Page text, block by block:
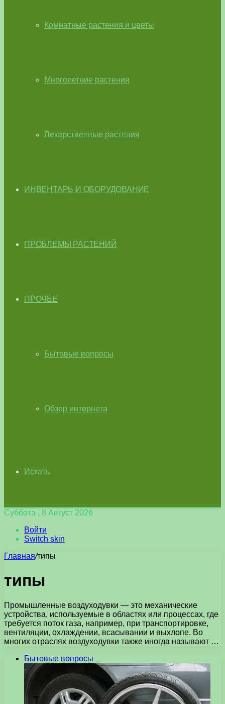
Комнатные растения и цветы
Многолетние растения
Лекарственные растения
ИНВЕНТАРЬ И ОБОРУДОВАНИЕ
ПРОБЛЕМЫ РАСТЕНИЙ
ПРОЧЕЕ
Бытовые вопросы
Обзор интернета
Искать
Суббота , 8 Август 2026
Войти
Switch skin
Главная/типы
типы
Промышленные воздуходувки — это механические
устройства, используемые в областях или процессах, где
требуется поток газа, например, при транспортировке,
вентиляции, охлаждении, всасывании и выхлопе. Во
многих отраслях воздуходувки также иногда называют …
Бытовые вопросы